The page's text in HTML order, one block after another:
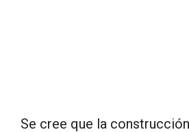
Se cree que la